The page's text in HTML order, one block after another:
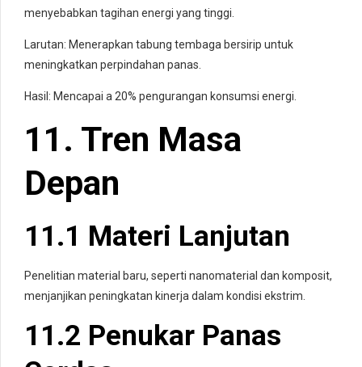
menyebabkan tagihan energi yang tinggi.
Larutan: Menerapkan tabung tembaga bersirip untuk
meningkatkan perpindahan panas.
Hasil: Mencapai a 20% pengurangan konsumsi energi.
11. Tren Masa
Depan
11.1 Materi Lanjutan
Penelitian material baru, seperti nanomaterial dan komposit,
menjanjikan peningkatan kinerja dalam kondisi ekstrim.
11.2 Penukar Panas